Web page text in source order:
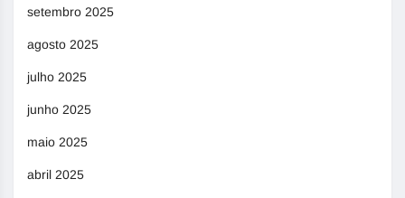
setembro 2025
agosto 2025
julho 2025
junho 2025
maio 2025
abril 2025